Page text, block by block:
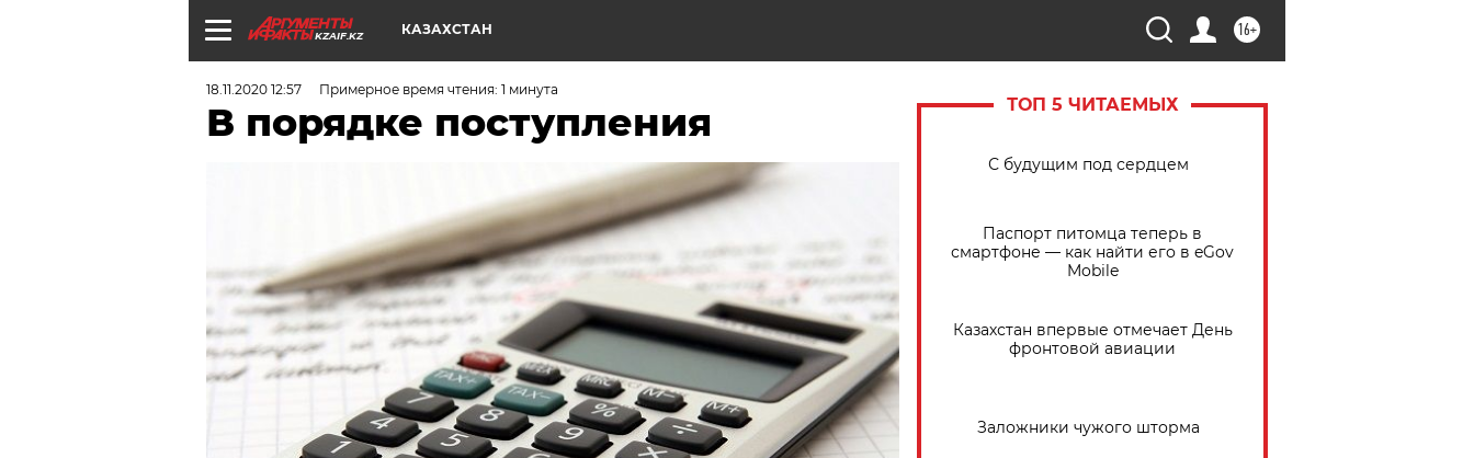
KZAIF.KZ 16+
КАЗАХСТАН
18.11.2020 12:57 Примерное время чтения: 1 минута
В порядке поступления ТОП 5 ЧИТАЕМЫХ
С будущим под сердцем
Паспорт питомца теперь в
смартфоне — как найти его в eGov
Mobile
Казахстан впервые отмечает День
фронтовой авиации
Заложники чужого шторма